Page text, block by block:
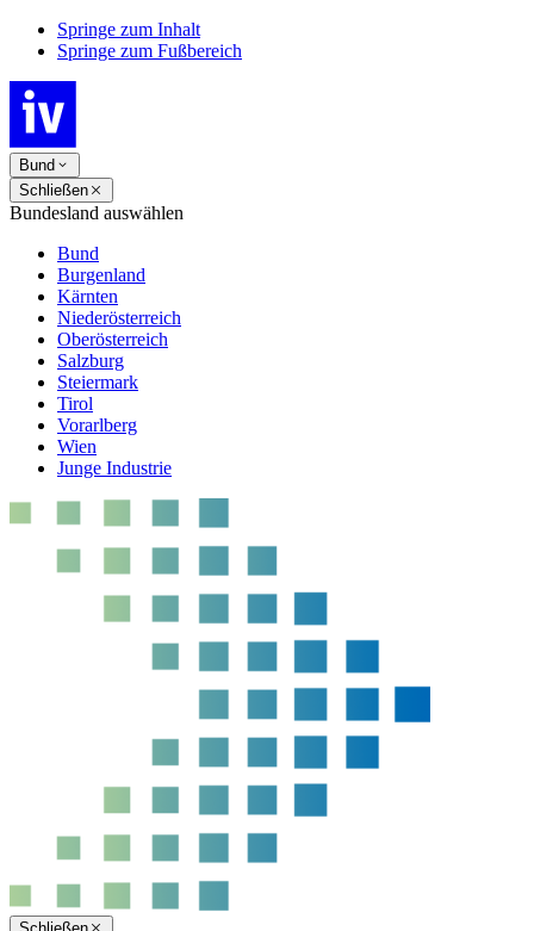
Springe zum Inhalt
Springe zum Fußbereich
Bund
Schließen
Bundesland auswählen
Bund
Burgenland
Kärnten
Niederösterreich
Oberösterreich
Salzburg
Steiermark
Tirol
Vorarlberg
Wien
Junge Industrie